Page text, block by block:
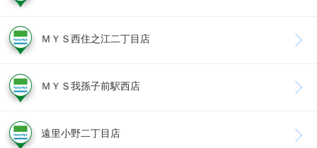
ＭＹＳ西住之江二丁目店
ＭＹＳ我孫子前駅西店
遠里小野二丁目店